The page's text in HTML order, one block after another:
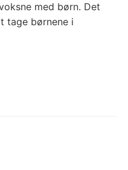
med børn. Det
tage børnene i